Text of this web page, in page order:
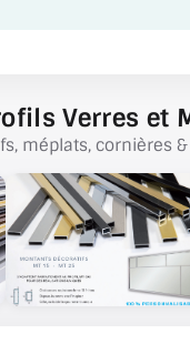
Verres
méplats, cornières